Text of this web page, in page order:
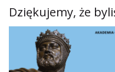
Dziękujemy, że